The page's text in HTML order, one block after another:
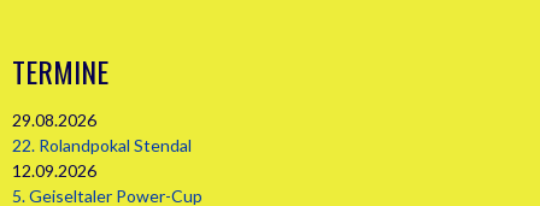
TERMINE
29.08.2026
22. Rolandpokal Stendal
12.09.2026
5. Geiseltaler Power-Cup